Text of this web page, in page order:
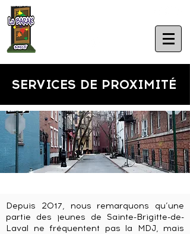
SERVICES DE PROXIMITÉ
Depuis 2017, nous remarquons qu’une
partie des jeunes de Sainte-Brigitte-de-
Laval ne fréquentent pas la MDJ, mais